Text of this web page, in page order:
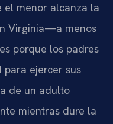
el menor alcanza la
Virginia—a menos
porque los padres
para ejercer sus
de un adulto
mientras dure la